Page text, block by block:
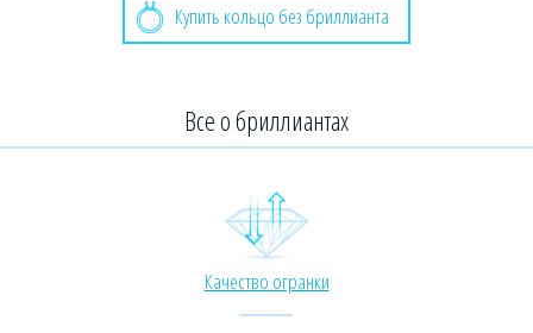
Купить кольцо без бриллианта
Все о бриллиантах
Качество огранки